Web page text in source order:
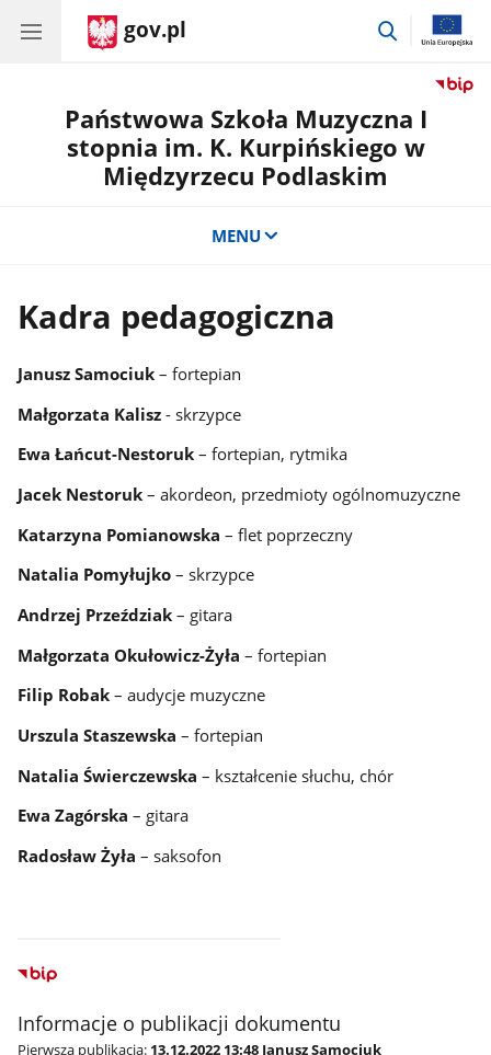
gov.pl
przejdź
Państwowa Szkoła Muzyczna I
stopnia im. K. Kurpińskiego w
Międzyrzecu Podlaskim
MENU
Kadra pedagogiczna
Janusz Samociuk – fortepian
Małgorzata Kalisz - skrzypce
Ewa Łańcut-Nestoruk – fortepian, rytmika
Jacek Nestoruk – akordeon, przedmioty ogólnomuzyczne
Katarzyna Pomianowska – flet poprzeczny
Natalia Pomyłujko – skrzypce
Andrzej Przeździak– gitara
Małgorzata Okułowicz-Żyła – fortepian
Filip Robak – audycje muzyczne
Urszula Staszewska – fortepian
Natalia Świerczewska – kształcenie słuchu, chór
Ewa Zagórska – gitara
Radosław Żyła– saksofon
Informacje o publikacji dokumentu
Pierwsza publikacja: 13.12.2022 13:48 Janusz Samociuk